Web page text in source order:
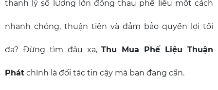
thanh lý số lượng lớn đồng thau phế liệu một cách
nhanh chóng, thuận tiện và đảm bảo quyền lợi tối
đa? Đừng tìm đâu xa,Thu Mua Phế Liệu Thuận
Phát chính là đối tác tin cậy mà bạn đang cần.